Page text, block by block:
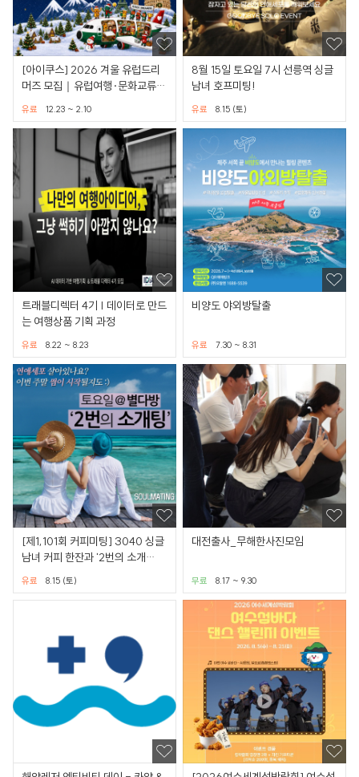
[아이쿠스] 2026 겨울 유럽드리
머즈 모집️｜유럽여행·문화교류·
해외봉사12.23 ~ 2.10
유료
8월 15일 토요일 7시 선릉역 싱글
남녀 호프미팅!
8.15 (토)
유료
트래블디렉터 4기 | 데이터로 만드
는 여행상품 기획 과정
8.22 ~ 8.23
유료
비양도 야외방탈출
7.30 ~ 8.31
유료
[제1,101회 커피미팅] 3040 싱글
남녀 커피 한잔과 '2번의 소개
팅'(강남권/별다방)
8.15 (토)
유료
대전출사_무해한사진모임
8.17 ~ 9.30
무료